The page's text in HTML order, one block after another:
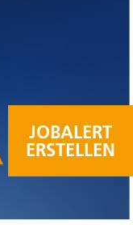
JOBALERT
ERSTELLEN